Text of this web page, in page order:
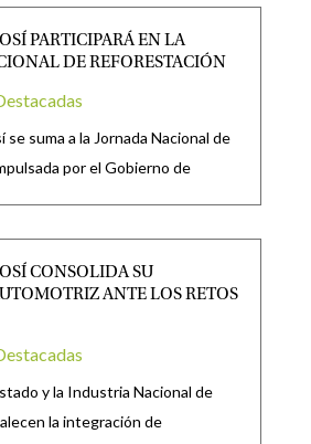
PARTICIPARÁ EN LA
DE REFORESTACIÓN
se suma a la Jornada Nacional de
por el Gobierno de
CONSOLIDA SU
ANTE LOS RETOS
y la Industria Nacional de
la integración de